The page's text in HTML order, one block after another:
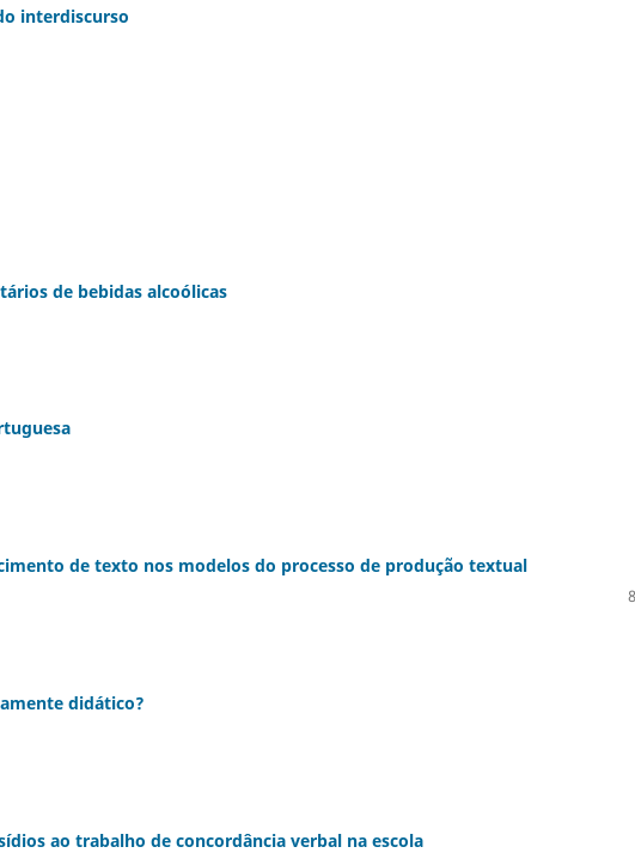
interdiscurso
de bebidas alcoólicas
de texto nos modelos do processo de produção textual
didático?
ao trabalho de concordância verbal na escola